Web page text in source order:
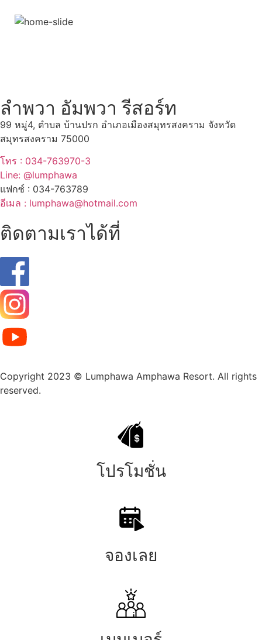
ลำพวา อัมพวา รีสอร์ท
99 หมู่4, ตำบล บ้านปรก อำเภอเมืองสมุทรสงคราม จังหวัด
สมุทรสงคราม 75000
โทร : 034-763970-3
Line: @lumphawa
แฟกซ์ : 034-763789
อีเมล : lumphawa@hotmail.com
ติดตามเราได้ที่
Copyright 2023 © Lumphawa Amphawa Resort. All rights
reserved.
โปรโมชั่น
จองเลย